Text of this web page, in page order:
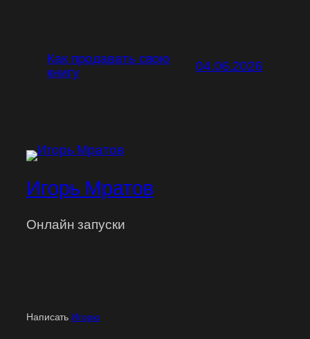
Как продавать свою
книгу
04.06.2026
Игорь Мратов
Онлайн запуски
Написать Игорю